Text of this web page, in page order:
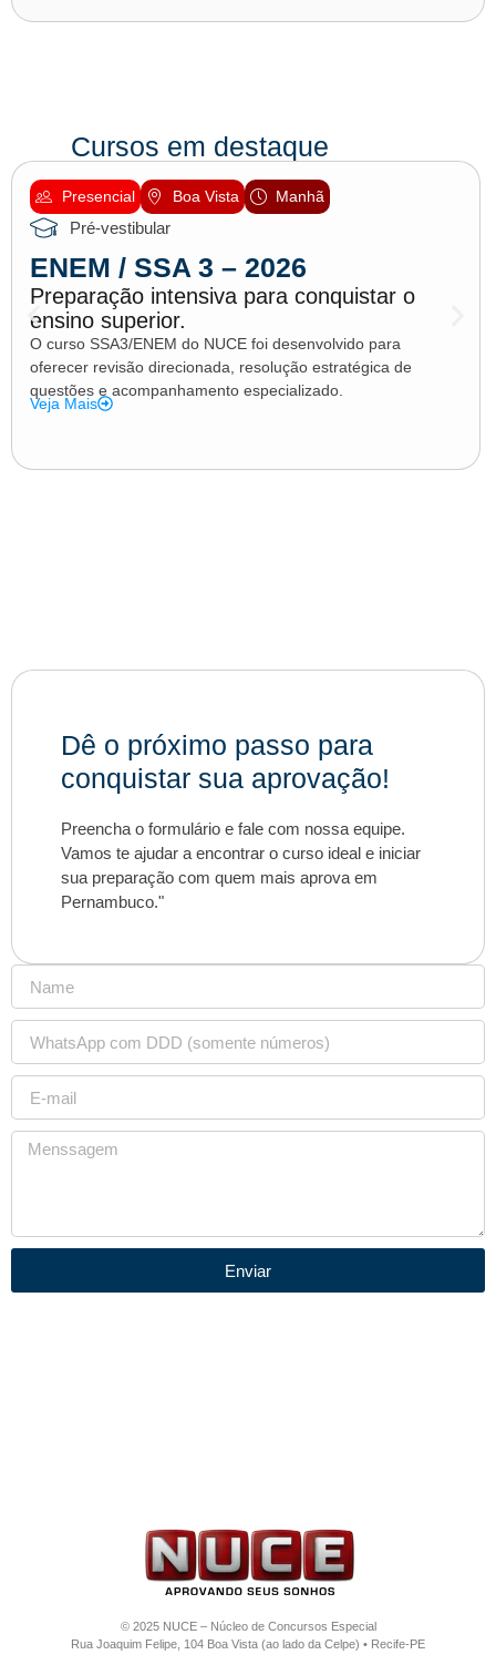
Cursos em destaque
Presencial Boa Vista Manhã
Pré-vestibular
ENEM / SSA 3 – 2026
Preparação intensiva para conquistar o
ensino superior.
O curso SSA3/ENEM do NUCE foi desenvolvido para
oferecer revisão direcionada, resolução estratégica de
questões e acompanhamento especializado.
Veja Mais
Dê o próximo passo para
conquistar sua aprovação!
Preencha o formulário e fale com nossa equipe.
Vamos te ajudar a encontrar o curso ideal e iniciar
sua preparação com quem mais aprova em
Pernambuco."
Enviar
© 2025 NUCE – Núcleo de Concursos Especial
Rua Joaquim Felipe, 104 Boa Vista (ao lado da Celpe) • Recife-PE